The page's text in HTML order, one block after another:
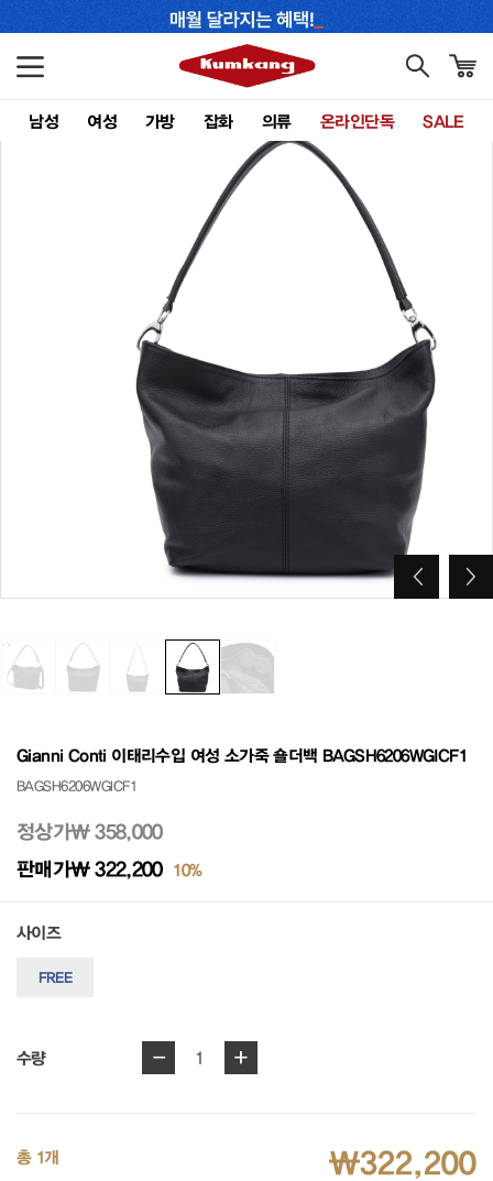
남성 여성 가방 잡화 의류 온라인단독 SALE
Gianni Conti 이태리수입 여성 소가죽 숄더백 BAGSH6206WGICF1
BAGSH6206WGICF1
정상가₩ 358,000
판매가₩ 322,200 10%
사이즈
FREE
수량 - 1 +
총 1개 ₩322,200